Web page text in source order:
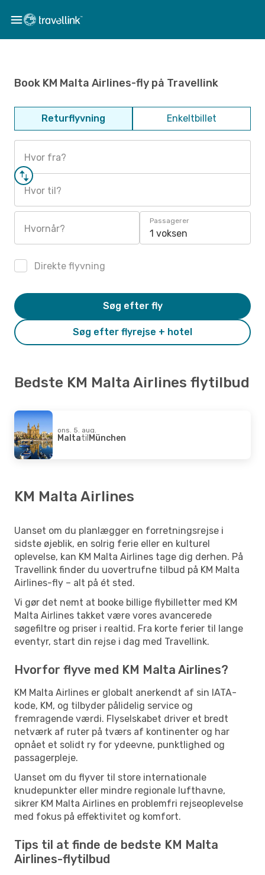
Book KM Malta Airlines-fly på Travellink
Returflyvning Enkeltbillet
Hvor fra?
Hvor til?
Hvornår?
Passagerer
1 voksen
Direkte flyvning
Søg efter flyrejse + hotel
Søg efter fly
Bedste KM Malta Airlines flytilbud
ons. 5. aug.
MaltatilMünchen
KM Malta Airlines
Uanset om du planlægger en forretningsrejse i
sidste øjeblik, en solrig ferie eller en kulturel
oplevelse, kan KM Malta Airlines tage dig derhen. På
Travellink finder du uovertrufne tilbud på KM Malta
Airlines-fly – alt på ét sted.
Vi gør det nemt at booke billige flybilletter med KM
Malta Airlines takket være vores avancerede
søgefiltre og priser i realtid. Fra korte ferier til lange
eventyr, start din rejse i dag med Travellink.
Hvorfor flyve med KM Malta Airlines?
KM Malta Airlines er globalt anerkendt af sin IATA-
kode, KM, og tilbyder pålidelig service og
fremragende værdi. Flyselskabet driver et bredt
netværk af ruter på tværs af kontinenter og har
opnået et solidt ry for ydeevne, punktlighed og
passagerpleje.
Uanset om du flyver til store internationale
knudepunkter eller mindre regionale lufthavne,
sikrer KM Malta Airlines en problemfri rejseoplevelse
med fokus på effektivitet og komfort.
Tips til at finde de bedste KM Malta
Airlines-flytilbud